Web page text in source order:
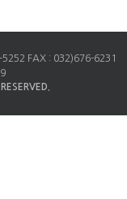
5252 FAX : 032)676-6231